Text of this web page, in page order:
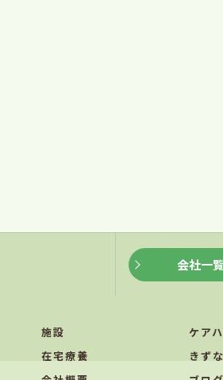
会社一
施設
在宅療養
ケア
きず